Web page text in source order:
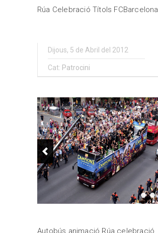
Rúa Celebració Títols FCBarcelona
Dijous, 5 de Abril del 2012
Cat: Patrocini